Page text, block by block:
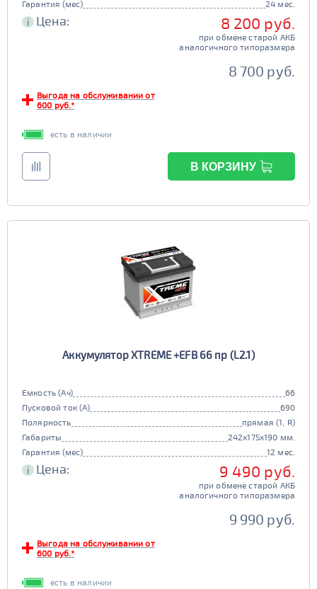
Гарантия (мес) 24 мес.
i Цена: 8 200 руб.
при обмене старой АКБ
аналогичного типоразмера
8 700 руб.
Выгода на обслуживании от
600 руб.*
есть в наличии
В КОРЗИНУ
Аккумулятор XTREME +EFB 66 пр (L2.1)
Емкость (Ач)
66
Пусковой ток (А)
690
Полярность
прямая (1, R)
Габариты
242x175x190 мм.
Гарантия (мес)
12 мес.
i Цена: 9 490 руб.
при обмене старой АКБ
аналогичного типоразмера
9 990 руб.
Выгода на обслуживании от
600 руб.*
есть в наличии